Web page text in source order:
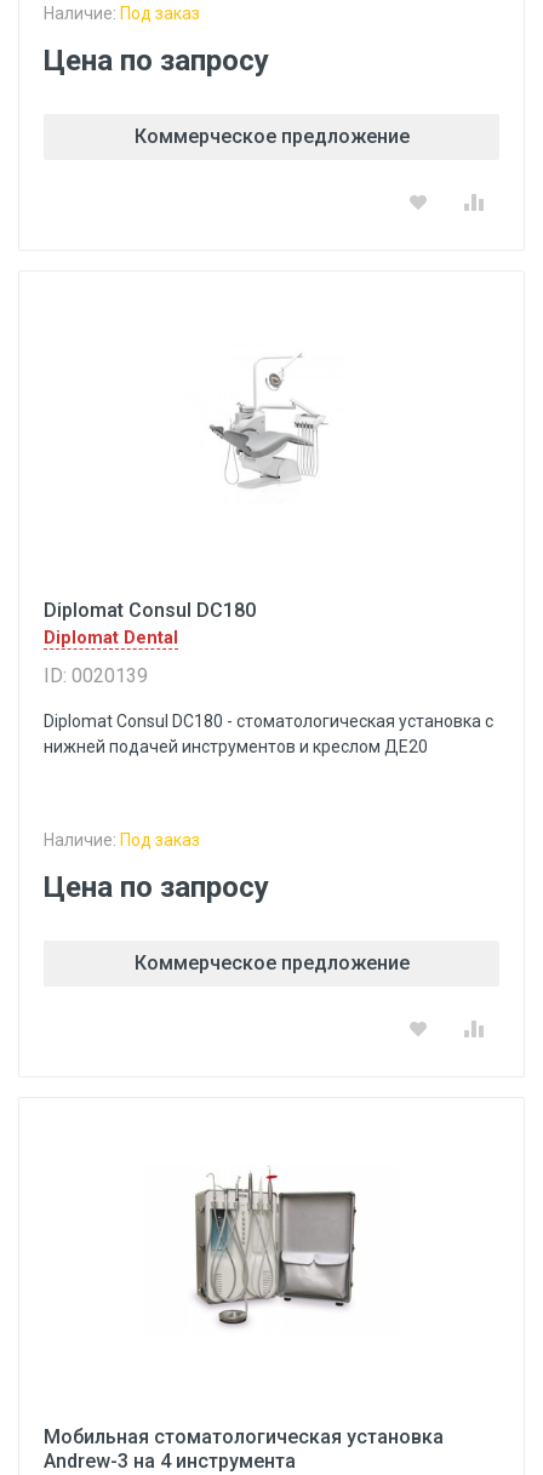
Наличие: Под заказ
Цена по запросу
Коммерческое предложение
Diplomat Consul DC180
Diplomat Dental
ID: 0020139
Diplomat Consul DC180 - стоматологическая установка с
нижней подачей инструментов и креслом ДЕ20
Наличие: Под заказ
Цена по запросу
Коммерческое предложение
Мобильная стоматологическая установка
Andrew-3 на 4 инструмента